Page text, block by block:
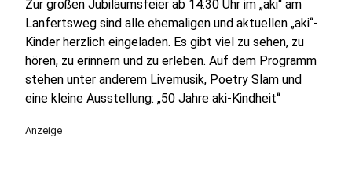
Zur großen Jubiläumsfeier ab 14:30 Uhr im „aki“ am
Lanfertsweg sind alle ehemaligen und aktuellen „aki“-
Kinder herzlich eingeladen. Es gibt viel zu sehen, zu
hören, zu erinnern und zu erleben. Auf dem Programm
stehen unter anderem Livemusik, Poetry Slam und
eine kleine Ausstellung: „50 Jahre aki-Kindheit“
Anzeige